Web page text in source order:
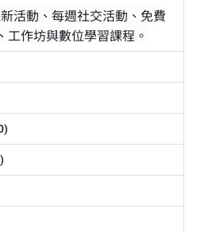
活動、每週社交活動、免費
作坊與數位學習課程。